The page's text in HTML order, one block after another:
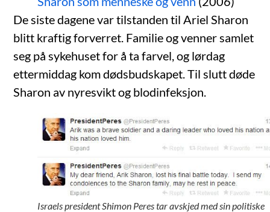
De siste dagene var tilstanden til Ariel Sharon
blitt kraftig forverret. Familie og venner samlet
seg på sykehuset for å ta farvel, og lørdag
ettermiddag kom dødsbudskapet. Til slutt døde
Sharon av nyresvikt og blodinfeksjon.
Israels president Shimon Peres tar avskjed med sin politiske